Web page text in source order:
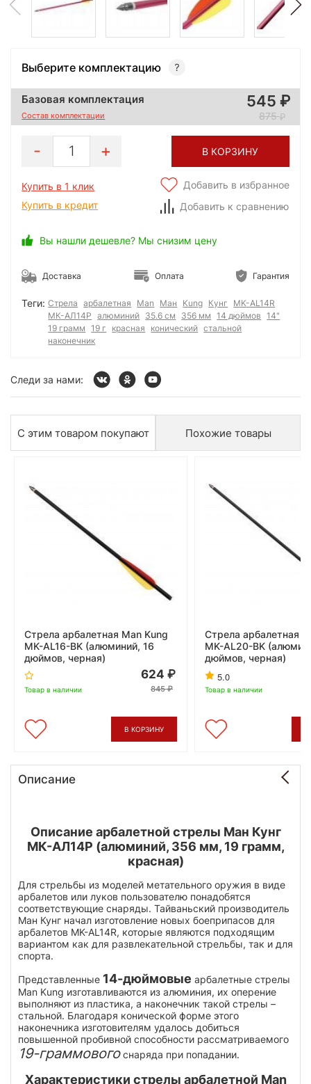
Выберите комплектацию
Базовая комплектация
Состав комплектации
545
875
1 В КОРЗИНУ
Купить в 1 клик
Купить в кредит
Добавить в избранное
Добавить к сравнению
Вы нашли дешевле? Мы снизим цену
Доставка Оплата Гарантия
Теги: Стрела арбалетная Man Ман Kung Кунг
MK-AL14R
МК-АЛ14Р
алюминий 35.6 см 356 мм 14 дюймов
14"
19 грамм
19 г красная конический стальной
наконечник
Следи за нами:
С этим товаром покупают Похожие товары
Стрела арбалетная Man Kung
MK-AL16-BK (алюминий, 16
дюймов, черная)
Товар в наличии
624
845
В КОРЗИНУ
Стрела арбалетная
MK-AL20-BK
дюймов, черная)
5.0
Товар в наличии
Описание
Описание арбалетной стрелы Ман Кунг
МК-АЛ14Р (алюминий, 356 мм, 19 грамм,
красная)
Для стрельбы из моделей метательного оружия в виде
арбалетов или луков пользователю понадобятся
соответствующие снаряды. Тайваньский производитель
Ман Кунг начал изготовление новых боеприпасов для
арбалетов MK-AL14R, которые являются подходящим
вариантом как для развлекательной стрельбы, так и для
спорта.
Представленные 14-дюймовые арбалетные стрелы
Man Kung изготавливаются из алюминия, их оперение
выполняют из пластика, а наконечник такой стрелы –
стальной. Благодаря конической форме этого
наконечника изготовителям удалось добиться
повышенной пробивной способности рассматриваемого
19-граммовогоснаряда при попадании.
Характеристики стрелы арбалетной Man